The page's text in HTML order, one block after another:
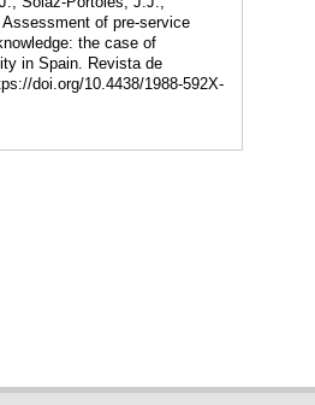
of pre-service
the case of
in Spain. Revista de
doi.org/10.4438/1988-592X-